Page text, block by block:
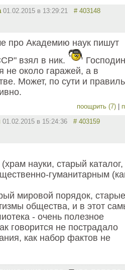
01.02.2015 в 13:29:21 # 403148
про Академию наук пишут
взял в ник.
не около гаражей, а в
Может, по сути и
поощрить (7) |
01.02.2015 в 15:24:36 # 403159
науки, старый каталог,
гуманитарным
мировой порядок, старые
общества, и в этот
- очень полезное
говорится не пострадало
как набор фактов не